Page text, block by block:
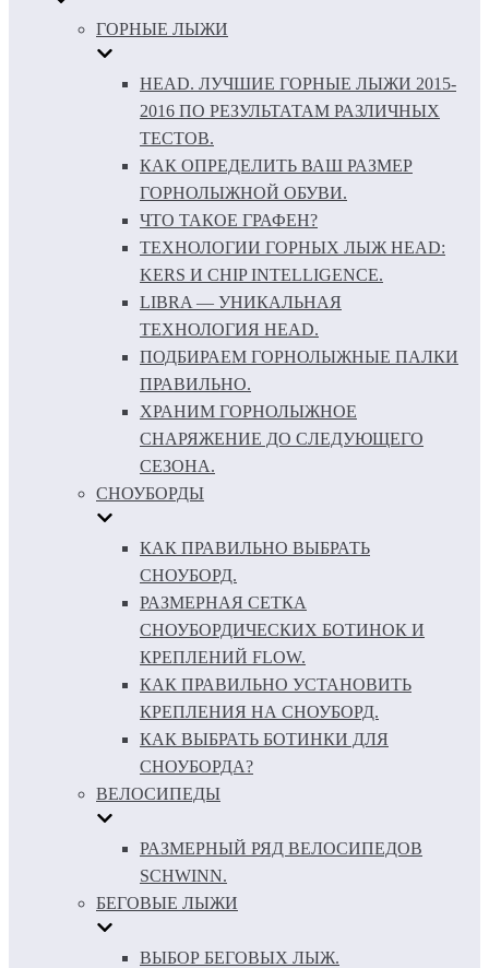
ГОРНЫЕ ЛЫЖИ
HEAD. ЛУЧШИЕ ГОРНЫЕ ЛЫЖИ 2015-
2016 ПО РЕЗУЛЬТАТАМ РАЗЛИЧНЫХ
ТЕСТОВ.
КАК ОПРЕДЕЛИТЬ ВАШ РАЗМЕР
ГОРНОЛЫЖНОЙ ОБУВИ.
ЧТО ТАКОЕ ГРАФЕН?
ТЕХНОЛОГИИ ГОРНЫХ ЛЫЖ HEAD:
KERS И CHIP INTELLIGENCE.
LIBRA — УНИКАЛЬНАЯ
ТЕХНОЛОГИЯ HEAD.
ПОДБИРАЕМ ГОРНОЛЫЖНЫЕ ПАЛКИ
ПРАВИЛЬНО.
ХРАНИМ ГОРНОЛЫЖНОЕ
СНАРЯЖЕНИЕ ДО СЛЕДУЮЩЕГО
СЕЗОНА.
СНОУБОРДЫ
КАК ПРАВИЛЬНО ВЫБРАТЬ
СНОУБОРД.
РАЗМЕРНАЯ СЕТКА
СНОУБОРДИЧЕСКИХ БОТИНОК И
КРЕПЛЕНИЙ FLOW.
КАК ПРАВИЛЬНО УСТАНОВИТЬ
КРЕПЛЕНИЯ НА СНОУБОРД.
КАК ВЫБРАТЬ БОТИНКИ ДЛЯ
СНОУБОРДА?
ВЕЛОСИПЕДЫ
РАЗМЕРНЫЙ РЯД ВЕЛОСИПЕДОВ
SCHWINN.
БЕГОВЫЕ ЛЫЖИ
ВЫБОР БЕГОВЫХ ЛЫЖ.